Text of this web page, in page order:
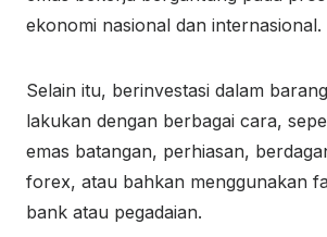
ekonomi nasional dan internasional.
Selain itu, berinvestasi dalam
lakukan dengan berbagai cara,
emas batangan, perhiasan,
forex, atau bahkan menggunakan
bank atau pegadaian.